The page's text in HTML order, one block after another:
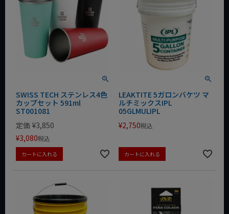
SWISS TECH ステンレス4色
カップセット 591ml
ST001081
定価 ¥3,850
¥3,080税込
カートに入れる
LEAKTITE 5ガロンバケツ マ
ルチミックスIPL
05GLMULIPL
¥2,750税込
カートに入れる